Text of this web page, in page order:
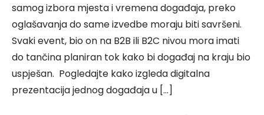
samog izbora mjesta i vremena događaja, preko
oglašavanja do same izvedbe moraju biti savršeni.
Svaki event, bio on na B2B ili B2C nivou mora imati
do tančina planiran tok kako bi događaj na kraju bio
uspješan. Pogledajte kako izgleda digitalna
prezentacija jednog događaja u […]